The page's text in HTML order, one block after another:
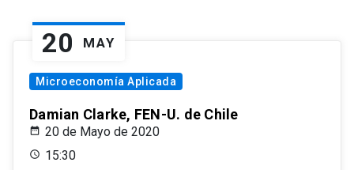
20 MAY
Microeconomía Aplicada
Damian Clarke, FEN-U. de Chile
20 de Mayo de 2020
15:30